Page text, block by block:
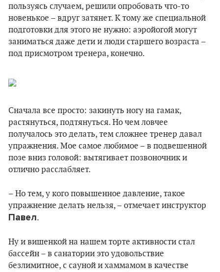
пользуясь случаем, решили опробовать что-то
новенькое – вдруг затянет. К тому же специальной
подготовки для этого не нужно: аэройогой могут
заниматься даже дети и люди старшего возраста –
под присмотром тренера, конечно.
Сначала все просто: закинуть ногу на гамак,
растянуться, подтянуться. Но чем ловчее
получалось это делать, тем сложнее тренер давал
упражнения. Мое самое любимое – в подвешенной
позе вниз головой: вытягивает позвоночник и
отлично расслабляет.
– Но тем, у кого повышенное давление, такое
упражнение делать нельзя, – отмечает инструктор
Павел.
Ну и вишенкой на нашем торте активности стал
бассейн – в санатории это удовольствие
безлимитное, с сауной и хаммамом в качестве